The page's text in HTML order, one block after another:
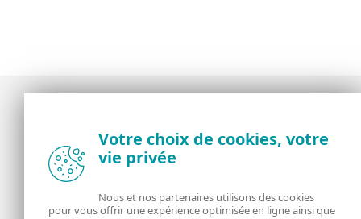
Actualités, opinions et astuces de la
communauté de sécurité d’ESET
ESET
Votre choix de cookies, votre
vie privée
Nous et nos partenaires utilisons des cookies
pour vous offrir une expérience optimisée en ligne ainsi que